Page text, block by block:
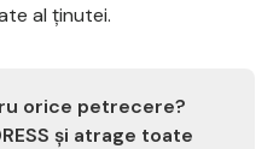
al ținutei.
orice petrecere?
și atrage toate